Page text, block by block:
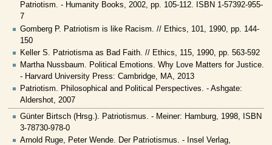
Patriotism. - Humanity Books, 2002, pp. 105-112. ISBN 1-57392-955-
7
Gomberg P. Patriotism is like Racism. // Ethics, 101, 1990, pp. 144-
150
Keller S. Patriotisma as Bad Faith. // Ethics, 115, 1990, pp. 563-592
Martha Nussbaum. Political Emotions. Why Love Matters for Justice.
- Harvard University Press: Cambridge, MA, 2013
Patriotism. Philosophical and Political Perspectives. - Ashgate:
Aldershot, 2007
Günter Birtsch (Hrsg.). Patriotismus. - Meiner: Hamburg, 1998, ISBN
3-78730-978-0
Arnold Ruge, Peter Wende. Der Patriotismus. - Insel Verlag,